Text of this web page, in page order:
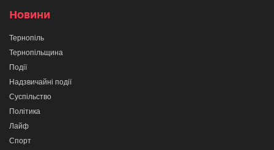
Новини
Тернопіль
Тернопільщина
Події
Надзвичайні події
Суспільство
Політика
Лайф
Спорт